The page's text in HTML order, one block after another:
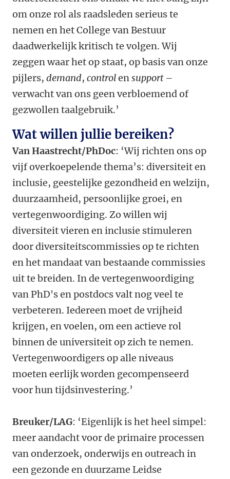
om onze rol als raadsleden serieus te
nemen en het College van Bestuur
daadwerkelijk kritisch te volgen. Wij
zeggen waar het op staat, op basis van onze
pijlers, demand, controlensupport–
verwacht van ons geen verbloemend of
gezwollen taalgebruik.’
Wat willen jullie bereiken?
Van Haastrecht/PhDoc: ‘Wij richten ons op
vijf overkoepelende thema’s: diversiteit en
inclusie, geestelijke gezondheid en welzijn,
duurzaamheid, persoonlijke groei, en
vertegenwoordiging. Zo willen wij
diversiteit vieren en inclusie stimuleren
door diversiteitscommissies op te richten
en het mandaat van bestaande commissies
uit te breiden. In de vertegenwoordiging
van PhD's en postdocs valt nog veel te
verbeteren. Iedereen moet de vrijheid
krijgen, en voelen, om een actieve rol
binnen de universiteit op zich te nemen.
Vertegenwoordigers op alle niveaus
moeten eerlijk worden gecompenseerd
voor hun tijdsinvestering.’
Breuker/LAG: ‘Eigenlijk is het heel simpel:
meer aandacht voor de primaire processen
van onderzoek, onderwijs en outreach in
een gezonde en duurzame Leidse